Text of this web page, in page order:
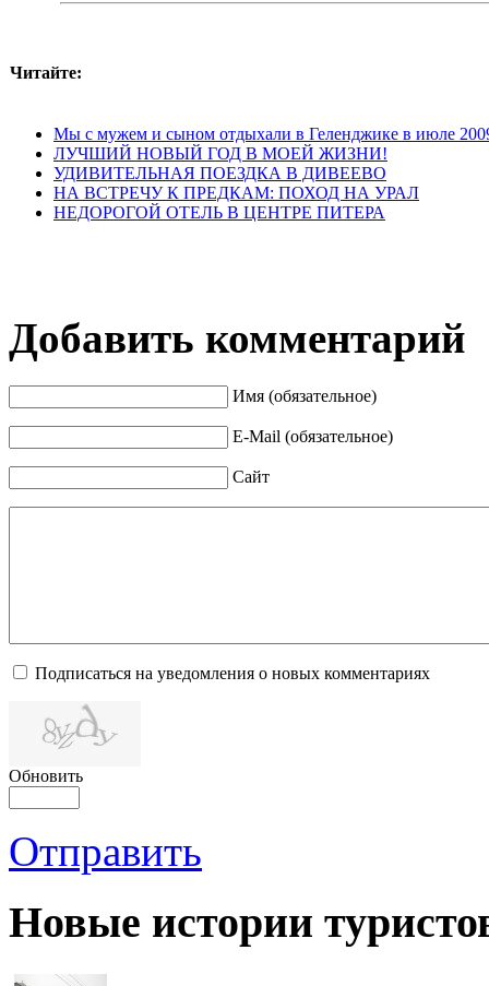
Читайте:
Мы с мужем и сыном отдыхали в Геленджике в июле
ЛУЧШИЙ НОВЫЙ ГОД В МОЕЙ ЖИЗНИ!
УДИВИТЕЛЬНАЯ ПОЕЗДКА В ДИВЕЕВО
НА ВСТРЕЧУ К ПРЕДКАМ: ПОХОД НА УРАЛ
НЕДОРОГОЙ ОТЕЛЬ В ЦЕНТРЕ ПИТЕРА
Добавить комментарий
Имя (обязательное)
E-Mail (обязательное)
Сайт
Подписаться на уведомления о новых комментариях
Обновить
Отправить
Новые истории